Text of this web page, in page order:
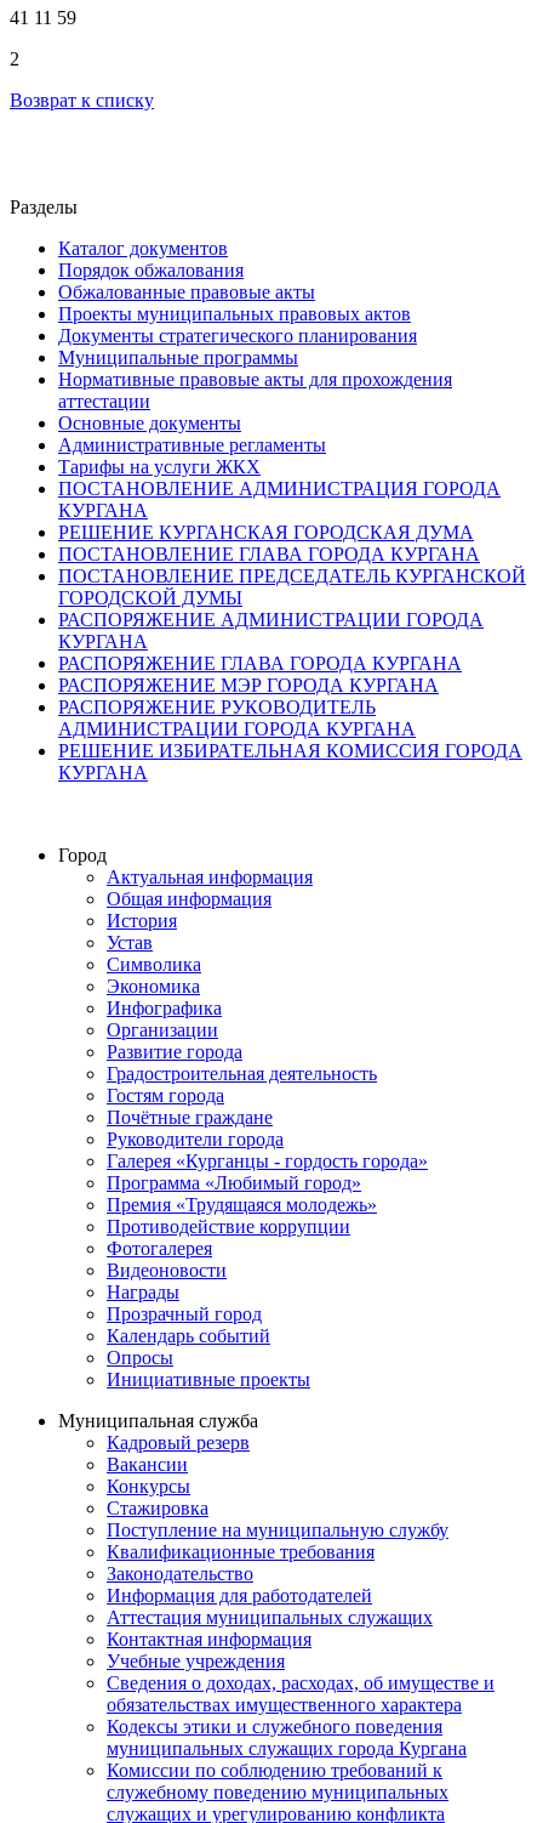
41 11 59
2
Возврат к списку
Разделы
Каталог документов
Порядок обжалования
Обжалованные правовые акты
Проекты муниципальных правовых актов
Документы стратегического планирования
Муниципальные программы
Нормативные правовые акты для прохождения
аттестации
Основные документы
Административные регламенты
Тарифы на услуги ЖКХ
ПОСТАНОВЛЕНИЕ АДМИНИСТРАЦИЯ ГОРОДА
КУРГАНА
РЕШЕНИЕ КУРГАНСКАЯ ГОРОДСКАЯ ДУМА
ПОСТАНОВЛЕНИЕ ГЛАВА ГОРОДА КУРГАНА
ПОСТАНОВЛЕНИЕ ПРЕДСЕДАТЕЛЬ КУРГАНСКОЙ
ГОРОДСКОЙ ДУМЫ
РАСПОРЯЖЕНИЕ АДМИНИСТРАЦИИ ГОРОДА
КУРГАНА
РАСПОРЯЖЕНИЕ ГЛАВА ГОРОДА КУРГАНА
РАСПОРЯЖЕНИЕ МЭР ГОРОДА КУРГАНА
РАСПОРЯЖЕНИЕ РУКОВОДИТЕЛЬ
АДМИНИСТРАЦИИ ГОРОДА КУРГАНА
РЕШЕНИЕ ИЗБИРАТЕЛЬНАЯ КОМИССИЯ ГОРОДА
КУРГАНА
Город
Актуальная информация
Общая информация
История
Устав
Символика
Экономика
Инфографика
Организации
Развитие города
Градостроительная деятельность
Гостям города
Почётные граждане
Руководители города
Галерея «Курганцы - гордость города»
Программа «Любимый город»
Премия «Трудящаяся молодежь»
Противодействие коррупции
Фотогалерея
Видеоновости
Награды
Прозрачный город
Календарь событий
Опросы
Инициативные проекты
Муниципальная служба
Кадровый резерв
Вакансии
Конкурсы
Стажировка
Поступление на муниципальную службу
Квалификационные требования
Законодательство
Информация для работодателей
Аттестация муниципальных служащих
Контактная информация
Учебные учреждения
Сведения о доходах, расходах, об имуществе и
обязательствах имущественного характера
Кодексы этики и служебного поведения
муниципальных служащих города Кургана
Комиссии по соблюдению требований к
служебному поведению муниципальных
служащих и урегулированию конфликта